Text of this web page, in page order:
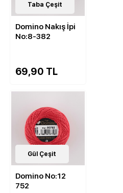
143Çeşit
Taba Çeşit
Domino Nakış İpi
No:8-382
69,90 TL
143 Çeşit
Gül Çeşit
Domino No:12
752